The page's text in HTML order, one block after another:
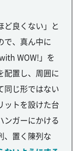
ど良くない」と
で、真ん中に
WOW!」を
配置し、周囲に
同じ形ではない
ットを設けた台
ンガーにかける
、置く陳列な